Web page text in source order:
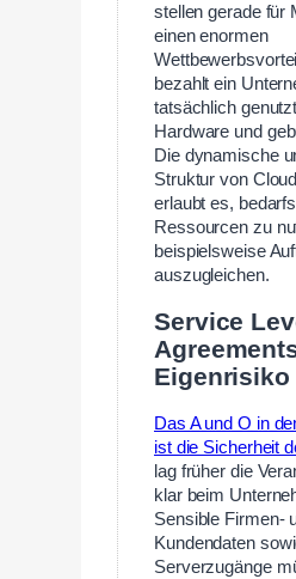
stellen gerade für
einen enormen
bezahlt ein
tatsächlich
Hardware und
Die dynamische
Struktur von
erlaubt es,
Ressourcen zu
beispielsweise
auszugleichen.
Service
Eigenrisiko
Das A und O in
ist die Sicherheit
lag früher die
klar beim
Sensible Firmen-
Kundendaten
Serverzugänge